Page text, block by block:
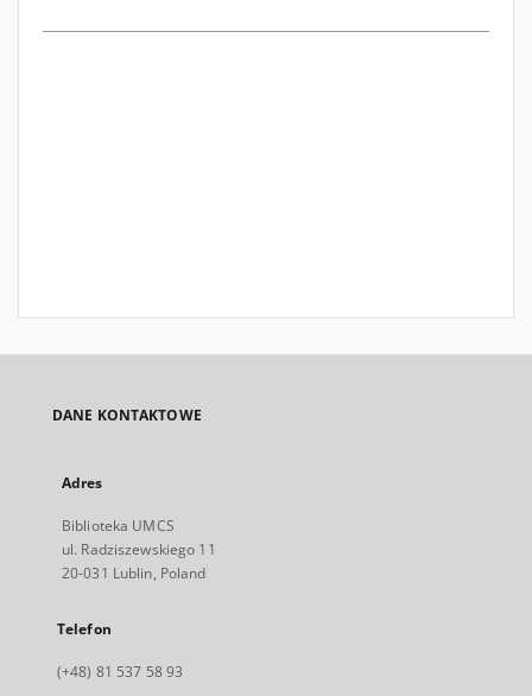
DANE KONTAKTOWE
Adres
Biblioteka UMCS
ul. Radziszewskiego 11
20-031 Lublin, Poland
Telefon
(+48) 81 537 58 93